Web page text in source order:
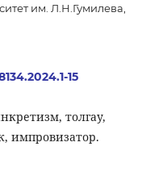
им. Л.Н.Гумилева,
15
толгау,
импровизатор.